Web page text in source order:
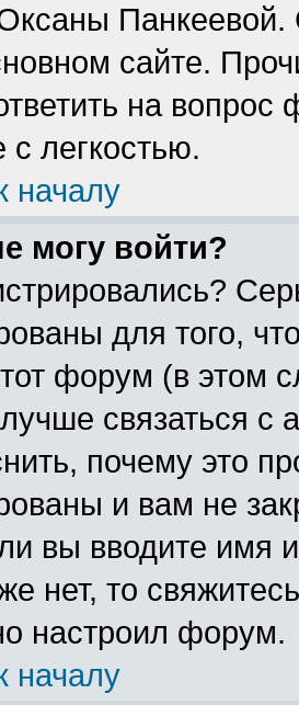
сайте.
на
с легкостью.
началу
могу войти?
для того,
форум (в этом
связаться
почему это
и вам не
вы вводите имя
нет, то
настроил форум.
началу